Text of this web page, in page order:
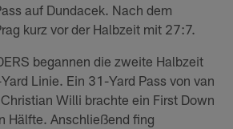
auf Dundacek. Nach dem
kurz vor der Halbzeit mit 27:7.
begannen die zweite Halbzeit
Linie. Ein 31-Yard Pass von van
Willi brachte ein First Down
Hälfte. Anschließend fing